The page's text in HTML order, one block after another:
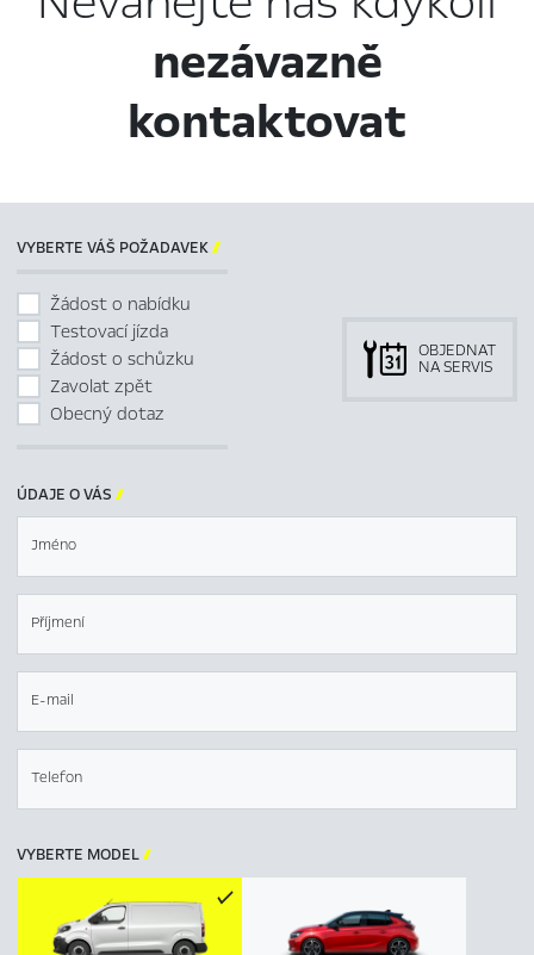
nezávazně
kontaktovat
VYBERTE VÁŠ POŽADAVEK
Žádost o nabídku
Testovací jízda
Žádost o schůzku
Zavolat zpět
Obecný dotaz
OBJEDNAT
NA SERVIS
ÚDAJE O VÁS 
Jméno
Příjmení
E-mail
Telefon
VYBERTE MODEL